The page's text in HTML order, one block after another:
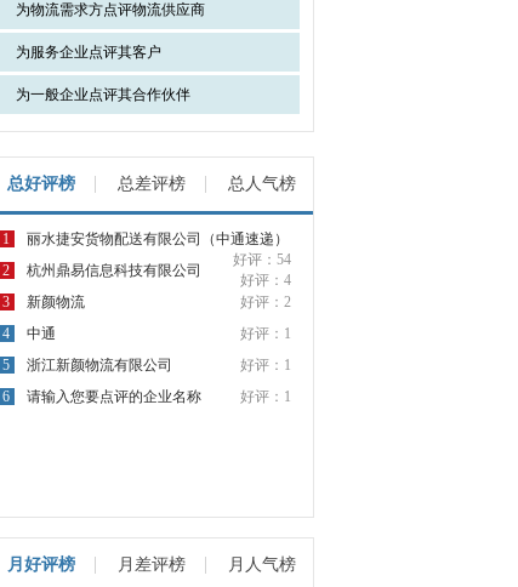
为物流需求方点评物流供应商
为服务企业点评其客户
为一般企业点评其合作伙伴
总好评榜 总差评榜 总人气榜
1
丽水捷安货物配送有限公司（中通速递）
好评：54
2 杭州鼎易信息科技有限公司
好评：4
3
新颜物流
好评：2
4
中通
好评：1
5
浙江新颜物流有限公司
好评：1
6
请输入您要点评的企业名称 好评：1
月好评榜 月差评榜 月人气榜